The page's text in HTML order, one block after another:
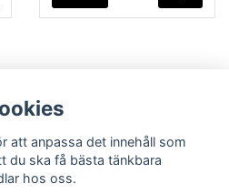
att anpassa det innehåll som
du ska få bästa tänkbara
hos oss.